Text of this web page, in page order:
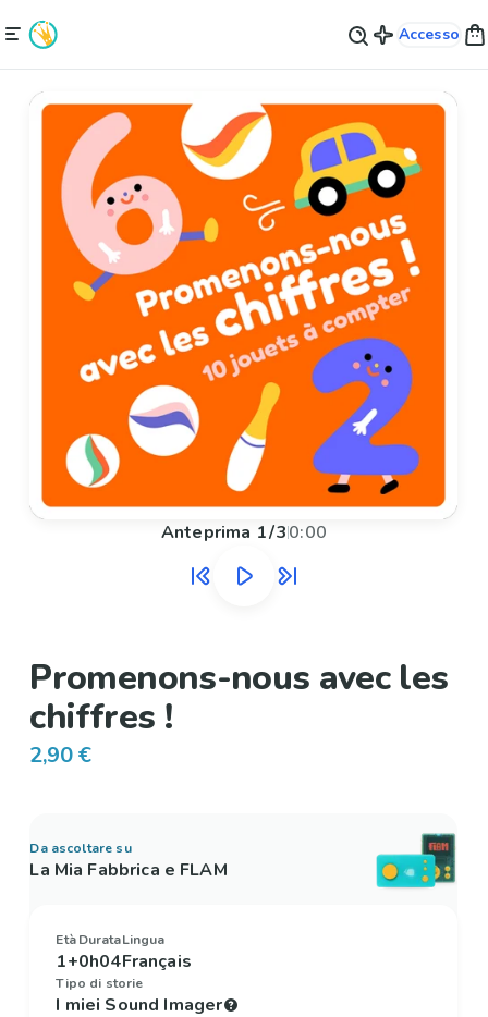
Accesso
Anteprima 1/30:00
Promenons-nous avec les
chiffres !
2,90 €
Da ascoltare su
La Mia Fabbrica e FLAM
Età
1+
Durata
0h04
Lingua
Français
Tipo di storie
I miei Sound Imager